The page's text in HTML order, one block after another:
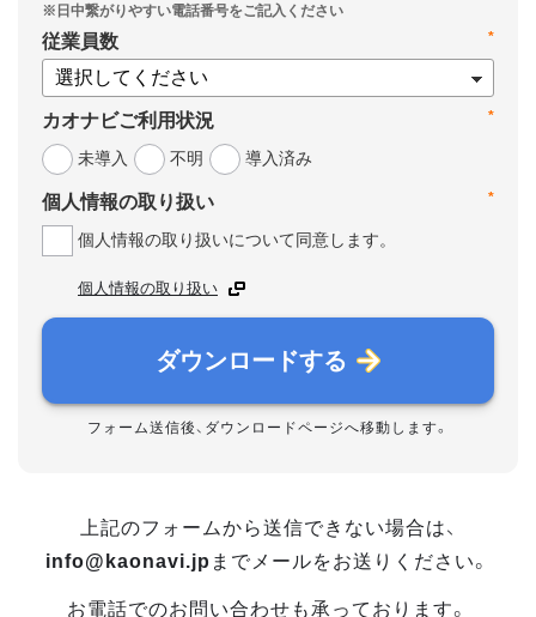
*
従業員数
*
カオナビご利用状況
未導入
不明 導入済み
*
個人情報の取り扱い
個人情報の取り扱いについて同意します。
個人情報の取り扱い
ダウンロードする
フォーム送信後、ダウンロードページへ移動します。
上記のフォームから送信できない場合は、
info@kaonavi.jp までメールをお送りください。
お電話でのお問い合わせも承っております。